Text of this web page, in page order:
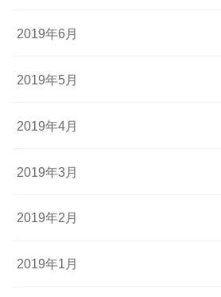
2019年6月
2019年5月
2019年4月
2019年3月
2019年2月
2019年1月